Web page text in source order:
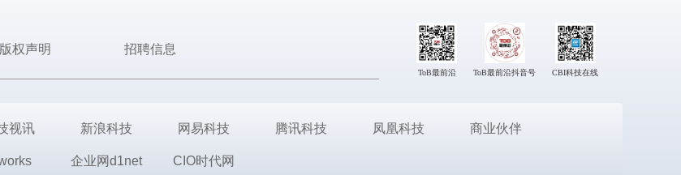
版权声明 招聘信息
ToB最前沿 ToB最前沿抖音号 CBI科技在线
视讯 新浪科技 网易科技 腾讯科技 凤凰科技 商业伙伴
企业网d1net CIO时代网